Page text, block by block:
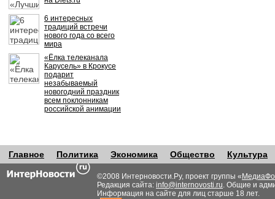
6 интересных
традиций встречи
нового года со всего
мира
«Ёлка телеканала
Карусель» в Крокусе
подарит
незабываемый
новогодний праздник
всем поклонникам
российской анимации
Главное Политика Экономика Общество Культура
©2008 Интерновости.Ру, проект группы «
Редакция сайта: info@internovosti.ru. Общие и
Информация на сайте для лиц старше 18 лет.